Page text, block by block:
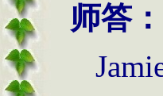
师答：